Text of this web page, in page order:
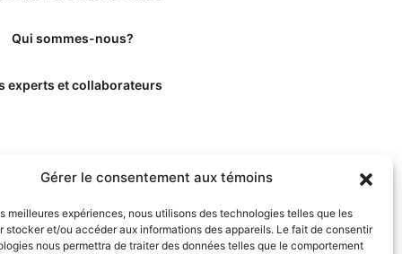
Gérer le consentement aux témoins
meilleures expériences, nous utilisons des technologies telles que les
stocker et/ou accéder aux informations des appareils. Le fait de consentir
nous permettra de traiter des données telles que le comportement
Qui sommes-nous?
experts et collaborateurs